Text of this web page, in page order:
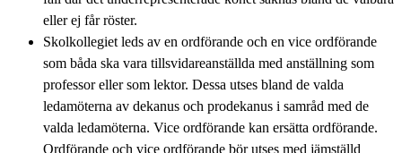
eller ej får röster.
Skolkollegiet leds av en ordförande och en vice ordförande
som båda ska vara tillsvidareanställda med anställning som
professor eller som lektor. Dessa utses bland de valda
ledamöterna av dekanus och prodekanus i samråd med de
valda ledamöterna. Vice ordförande kan ersätta ordförande.
Ordförande och vice ordförande bör utses med jämställd